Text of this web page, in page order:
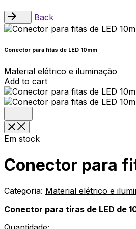
Back
Conector para fitas de LED 10mm
Material elétrico e iluminação
Add to cart
Em stock
Conector para
Categoria: Material elétrico e
Conector para tiras de LED de